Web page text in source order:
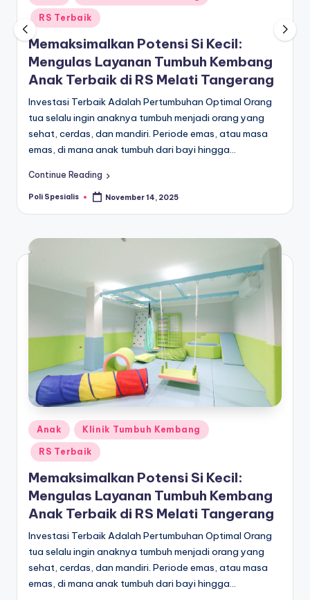
e
si
a
li
s
In
f
o
r
a
m
h
S
a
ki
t
T
e
r
d
e
in
RS Terbaik
Memaksimalkan Potensi Si Kecil:
Mengulas Layanan Tumbuh Kembang
Anak Terbaik di RS Melati Tangerang
Investasi Terbaik Adalah Pertumbuhan Optimal Orang
tua selalu ingin anaknya tumbuh menjadi orang yang
sehat, cerdas, dan mandiri. Periode emas, atau masa
emas, di mana anak tumbuh dari bayi hingga…
Continue Reading
Posted
Poli Spesialis November 14, 2025
Posted
in
Anak Klinik Tumbuh Kembang
RS Terbaik
Memaksimalkan Potensi Si Kecil:
Mengulas Layanan Tumbuh Kembang
Anak Terbaik di RS Melati Tangerang
Investasi Terbaik Adalah Pertumbuhan Optimal Orang
tua selalu ingin anaknya tumbuh menjadi orang yang
sehat, cerdas, dan mandiri. Periode emas, atau masa
emas, di mana anak tumbuh dari bayi hingga…